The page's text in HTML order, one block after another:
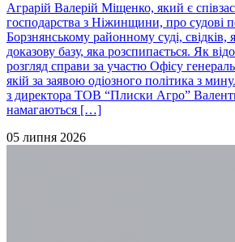
Аграрій Валерій Міщенко, який є
господарства з Ніжинщини, про судові
Борзнянському районному суді, свідків,
доказову базу, яка розспипається. Як
розгляд справи за участю Офісу
якій за заявою одіозного політика з
з директора ТОВ “Плиски Агро”
намагаються […]
05 липня 2026